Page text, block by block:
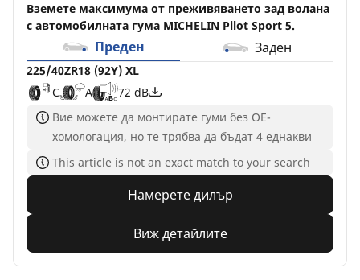
Вземете максимума от преживяването зад волана
с автомобилната гума MICHELIN Pilot Sport 5.
Преден Заден
225/40ZR18 (92Y) XL
C
A 72 dB
Вие можете да монтирате гуми без ОЕ-
хомологация, но те трябва да бъдат 4 еднакви
This article is not an exact match to your search
Намерете дилър
Виж детайлите